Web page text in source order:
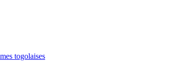
togolaises